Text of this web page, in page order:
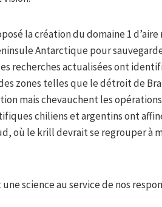
la création du domaine 1
Antarctique pour
recherches actualisées ont
zones telles que le détroit de
mais chevauchent les
chiliens et argentins ont
où le krill devrait se regrouper à
science au service de nos